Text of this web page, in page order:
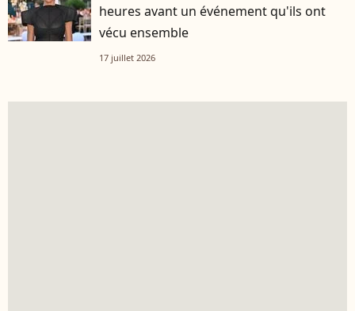
heures avant un événement qu'ils ont
vécu ensemble
17 juillet 2026